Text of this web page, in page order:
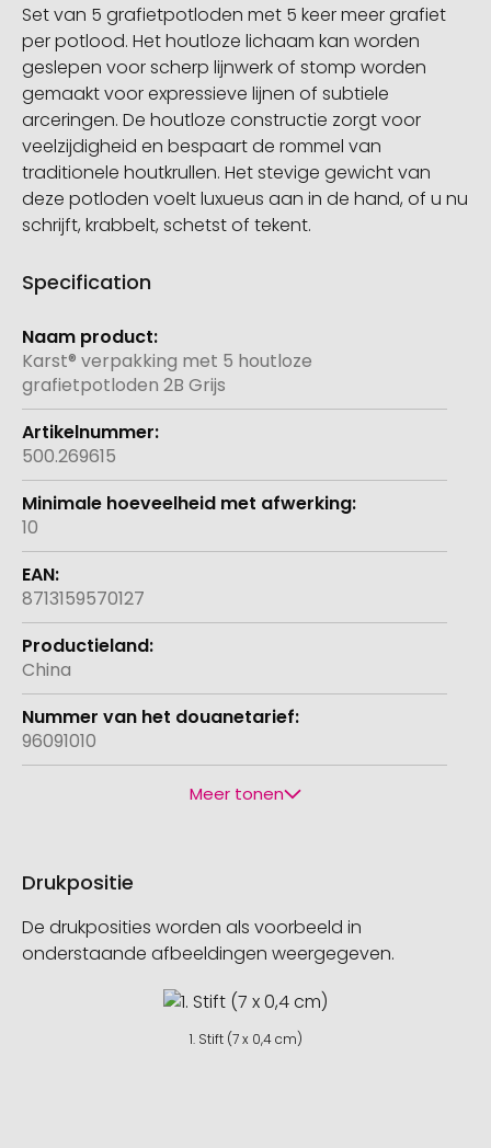
Set van 5 grafietpotloden met 5 keer meer grafiet
per potlood. Het houtloze lichaam kan worden
geslepen voor scherp lijnwerk of stomp worden
gemaakt voor expressieve lijnen of subtiele
arceringen. De houtloze constructie zorgt voor
veelzijdigheid en bespaart de rommel van
traditionele houtkrullen. Het stevige gewicht van
deze potloden voelt luxueus aan in de hand, of u nu
schrijft, krabbelt, schetst of tekent.
Specification
Meer
informatie
Karst® verpakking met 5 houtloze
grafietpotloden 2B Grijs
500.269615
10
8713159570127
China
96091010
Meer tonen
Drukpositie
De drukposities worden als voorbeeld in
onderstaande afbeeldingen weergegeven.
1. Stift (7 x 0,4 cm)